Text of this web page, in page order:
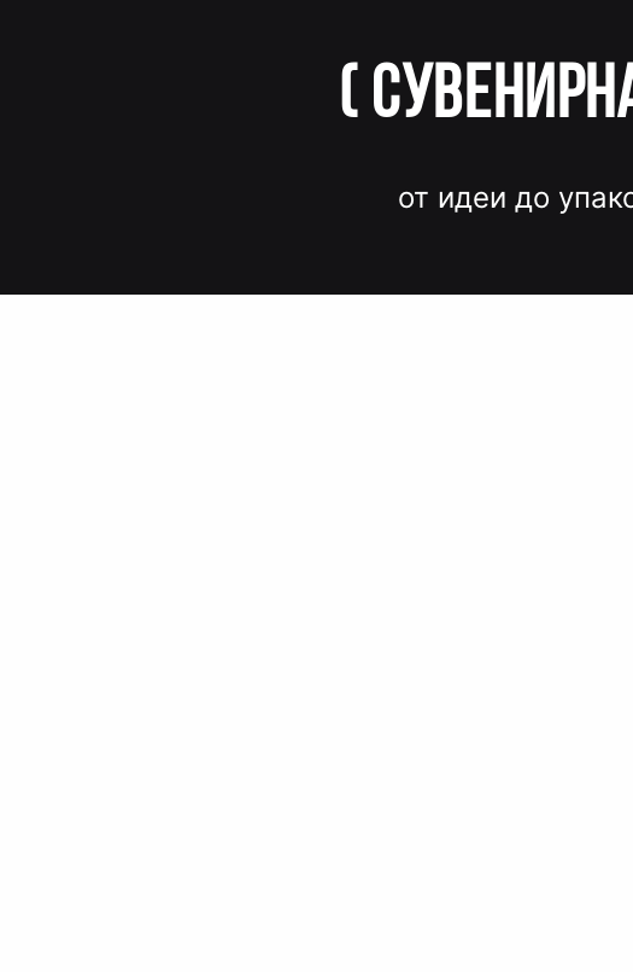
(
от идеи до